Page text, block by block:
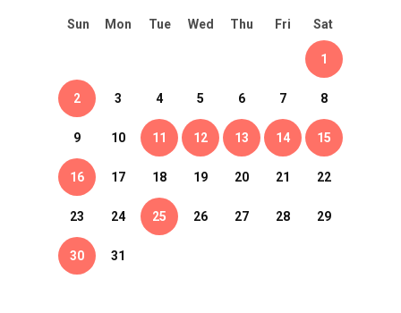
Sun Mon Tue Wed Thu Fri Sat
1
2 3 4 5 6 7 8
9 10 11 12 13 14 15
16 17 18 19 20 21 22
23 24 25 26 27 28 29
30 31